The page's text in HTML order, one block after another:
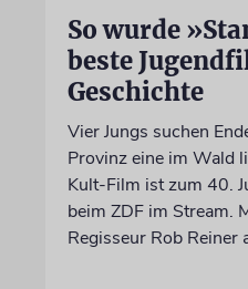
So wurde
beste
Geschichte
Vier Jungs suchen
Provinz eine im Wald
Kult-Film ist zum 40.
beim ZDF im Stream.
Regisseur Rob Reiner